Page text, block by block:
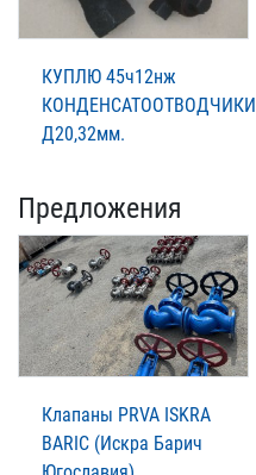
КУПЛЮ 45ч12нж
КОНДЕНСАТООТВОДЧИКИ
Д20,32мм.
Предложения
Клапаны PRVA ISKRA
BARIC (Искра Барич